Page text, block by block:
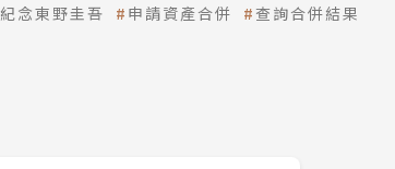
紀念東野圭吾 申請資產合併 查詢合併結果